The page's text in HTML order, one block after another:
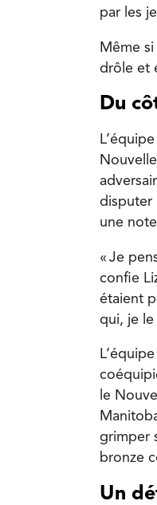
par les
Même
drôle et
Du
disputer
une
« Je
confie
étaient
qui, je le
le
grimper
bronze
Un